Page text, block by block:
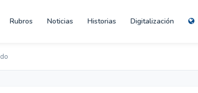
Rubros Noticias Historias Digitalización